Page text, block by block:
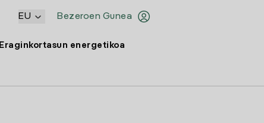
Bezeroen Gunea
EU
Eraginkortasun energetikoa